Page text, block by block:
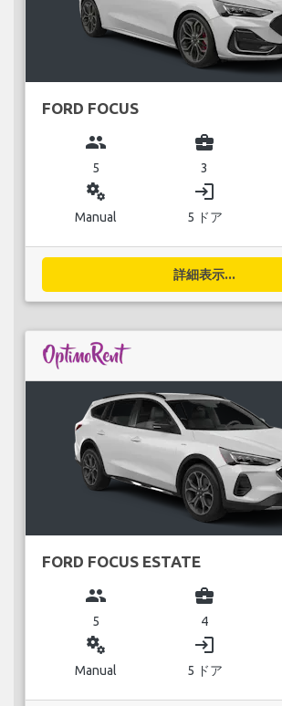
FORD FOCUS
group
5
business_center
3
miscellaneous_services
Manual
login
5 ドア
詳細表示...
FORD FOCUS ESTATE
group
5
business_center
4
miscellaneous_services
Manual
login
5 ドア